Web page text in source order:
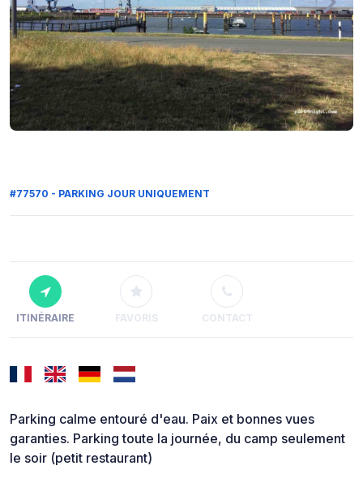
#77570 - PARKING JOUR UNIQUEMENT
ITINÉRAIRE FAVORIS CONTACT
Parking calme entouré d'eau. Paix et bonnes vues
garanties. Parking toute la journée, du camp seulement
le soir (petit restaurant)